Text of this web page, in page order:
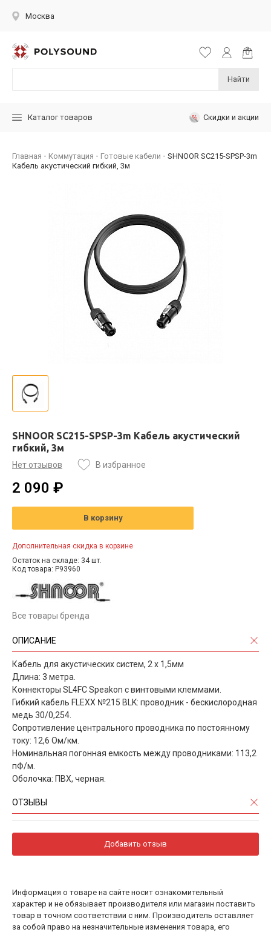
Москва
Найти
Каталог товаров Скидки и акции
Главная Коммутация Готовые кабели
SHNOOR SC215-SPSP-3m
Кабель акустический гибкий, 3м
SHNOOR SC215-SPSP-3m Кабель акустический
гибкий, 3м
Нет отзывов В избранное
2 090 ₽
В корзину
Дополнительная скидка в корзине
Остаток на складе: 34 шт.
Код товара: P93960
Все товары бренда
ОПИСАНИЕ
Кабель для акустических систем, 2 х 1,5мм
Длина: 3 метра.
Коннекторы SL4FC Speakon с винтовыми клеммами.
Гибкий кабель FLEXX №215 BLK: проводник - бескислородная
медь 30/0,254.
Сопротивление центрального проводника по постоянному
току: 12,6 Ом/км.
Номинальная погонная емкость между проводниками: 113,2
пФ/м.
Оболочка: ПВХ, черная.
ОТЗЫВЫ
Добавить отзыв
Информация о товаре на сайте носит ознакомительный
характер и не обязывает производителя или магазин поставить
товар в точном соответствии с ним. Производитель оставляет
за собой право на незначительные изменения товара, его